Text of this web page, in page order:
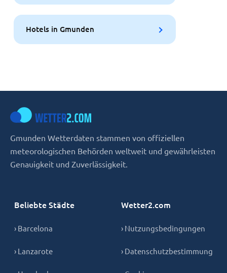
Hotels in Gmunden
Gmunden Wetterdaten stammen von offiziellen
meteorologischen Behörden weltweit und gewährleisten
Genauigkeit und Zuverlässigkeit.
Beliebte Städte
› Barcelona
› Lanzarote
Wetter2.com
› Nutzungsbedingungen
› Datenschutzbestimmung